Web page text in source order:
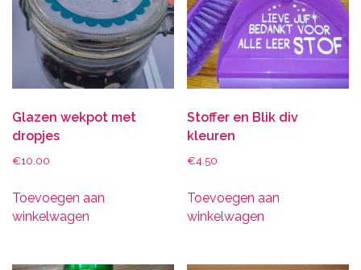
Glazen wekpot met
dropjes
€10.00
Toevoegen aan
winkelwagen
Stoffer en Blik div
kleuren
€4.50
Toevoegen aan
winkelwagen